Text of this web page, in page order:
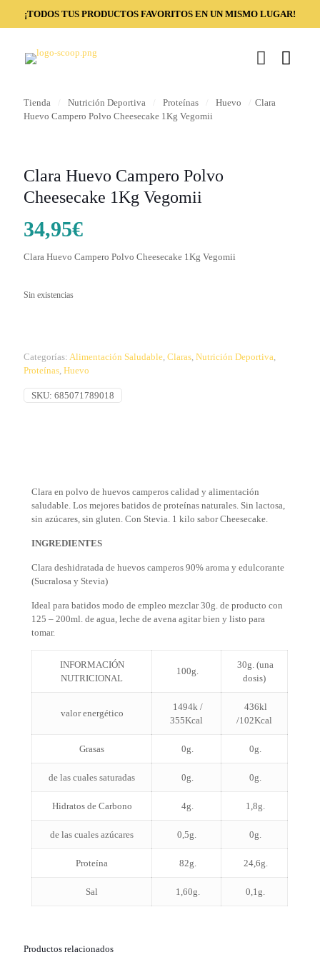
¡TODOS TUS PRODUCTOS FAVORITOS EN UN MISMO LUGAR!
Tienda Nutrición Deportiva Proteínas Huevo
Clara
Huevo Campero Polvo Cheesecake 1Kg Vegomii
Clara Huevo Campero Polvo
Cheesecake 1Kg Vegomii
34,95€
Clara Huevo Campero Polvo Cheesecake 1Kg Vegomii
Sin existencias
Categorías: Alimentación Saludable, Claras, Nutrición Deportiva,
Proteínas, Huevo
SKU: 685071789018
Clara en polvo de huevos camperos calidad y alimentación
saludable. Los mejores batidos de proteínas naturales. Sin lactosa,
sin azúcares, sin gluten. Con Stevia. 1 kilo sabor Cheesecake.
INGREDIENTES
Clara deshidratada de huevos camperos 90% aroma y edulcorante
(Sucralosa y Stevia)
Ideal para batidos modo de empleo mezclar 30g. de producto con
125 – 200ml. de agua, leche de avena agitar bien y listo para
tomar.
INFORMACIÓN
NUTRICIONAL
100g.
30g. (una
dosis)
valor energético
1494k /
355Kcal
436kl
/102Kcal
Grasas 0g. 0g.
de las cuales saturadas 0g. 0g.
Hidratos de Carbono 4g. 1,8g.
de las cuales azúcares 0,5g. 0g.
Proteína 82g. 24,6g.
Sal 1,60g. 0,1g.
Productos relacionados